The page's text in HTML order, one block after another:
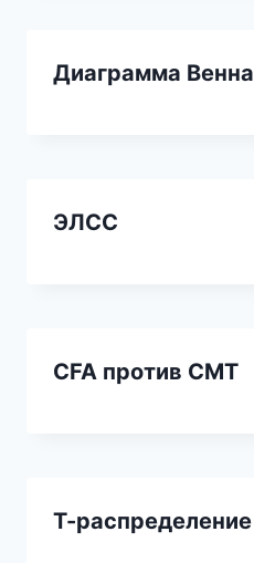
Диаграмма Венна
ЭЛСС
CFA против СМТ
Т-распределение